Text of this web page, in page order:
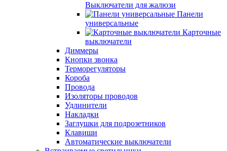
Выключатели для жалюзи
Панели
универсальные
Карточные
выключатели
Диммеры
Кнопки звонка
Терморегуляторы
Короба
Провода
Изоляторы проводов
Удлинители
Накладки
Заглушки для подрозетников
Клавиши
Автоматические выключатели